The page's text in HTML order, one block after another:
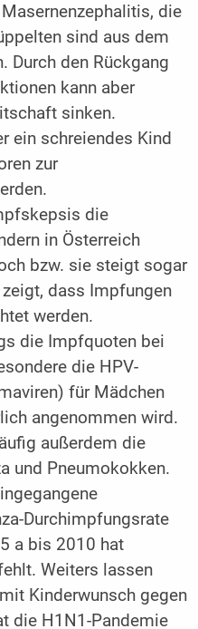
die
sind aus dem
Durch den Rückgang
kann aber
sinken.
ein schreiendes Kind
zur
die
in Österreich
bzw. sie steigt sogar
dass Impfungen
werden.
die Impfquoten bei
die HPV-
für Mädchen
angenommen wird.
außerdem die
und Pneumokokken.
Durchimpfungsrate
a bis 2010 hat
Weiters lassen
Kinderwunsch gegen
die H1N1-Pandemie